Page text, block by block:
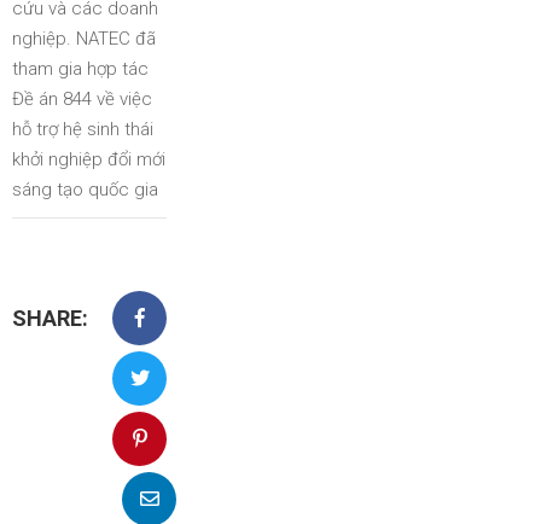
cứu và các doanh
nghiệp. NATEC đã
tham gia hợp tác
Đề án 844 về việc
hỗ trợ hệ sinh thái
khởi nghiệp đổi mới
sáng tạo quốc gia
SHARE: